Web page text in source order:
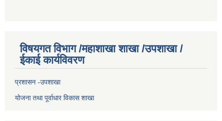
विषयगत विभाग /महाशाखा शाखा /उपशाखा /
ईकाई कार्यविवरण
प्रशासन -उपशाखा
योजना तथा पूर्वाधार विकास शाखा